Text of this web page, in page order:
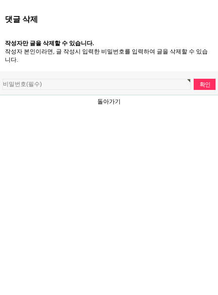
댓글 삭제
작성자만 글을 삭제할 수 있습니다.
작성자 본인이라면, 글 작성시 입력한 비밀번호를 입력하여 글을 삭제할 수 있습
니다.
돌아가기